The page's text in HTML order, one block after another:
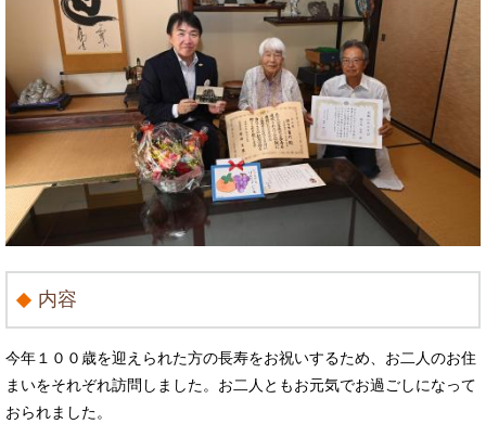
内容
今年１００歳を迎えられた方の長寿をお祝いするため、お二人のお住
まいをそれぞれ訪問しました。お二人ともお元気でお過ごしになって
おられました。